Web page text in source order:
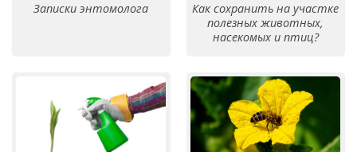
Записки энтомолога
Как сохранить на участке
полезных животных,
насекомых и птиц?